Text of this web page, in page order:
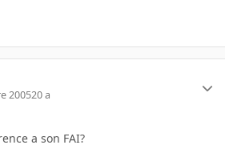
200520 a
a son FAI?